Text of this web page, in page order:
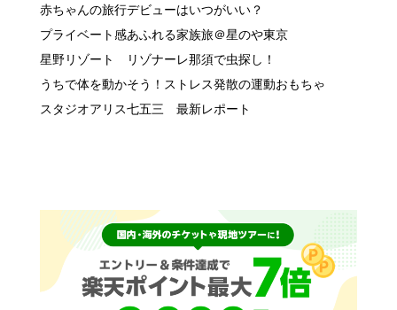
赤ちゃんの旅行デビューはいつがいい？
プライベート感あふれる家族旅＠星のや東京
星野リゾート リゾナーレ那須で虫探し！
うちで体を動かそう！ストレス発散の運動おもちゃ
スタジオアリス七五三 最新レポート